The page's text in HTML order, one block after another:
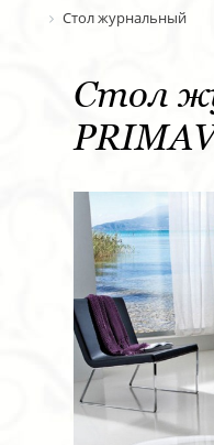
Стол журнальный
Стол